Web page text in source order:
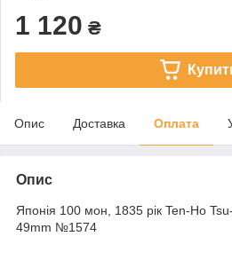
1 120 ₴
Опис Доставка Оплата
Опис
Японія 100 мон, 1835 рік Ten-Ho
49mm №1574